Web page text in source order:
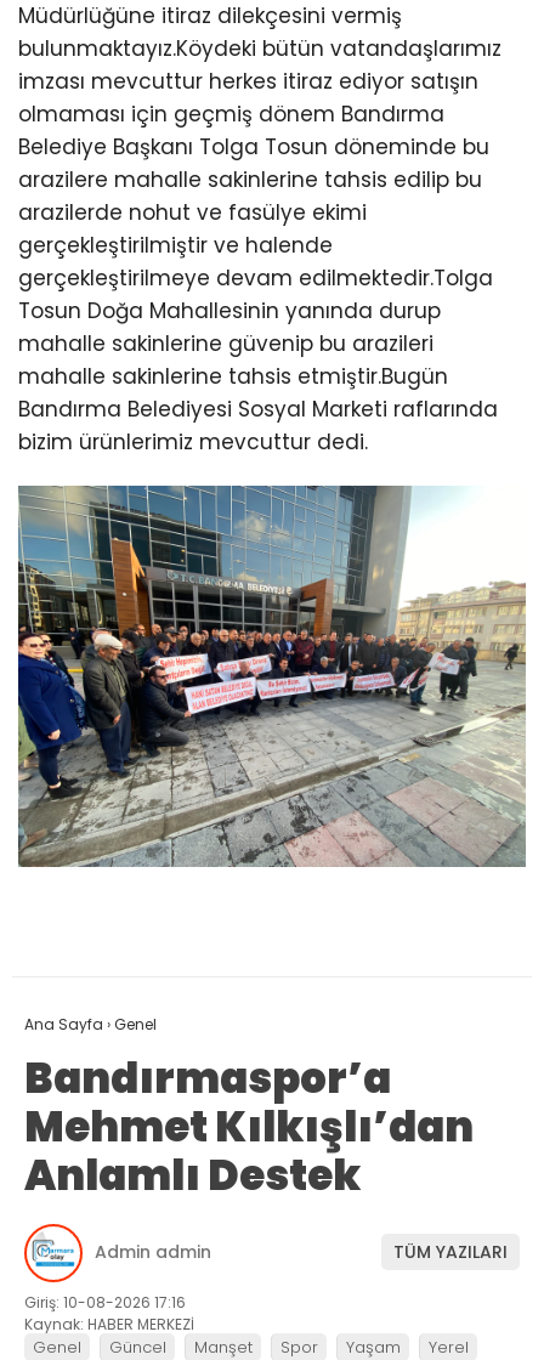
Müdürlüğüne itiraz dilekçesini vermiş
bulunmaktayız.Köydeki bütün vatandaşlarımız
imzası mevcuttur herkes itiraz ediyor satışın
olmaması için geçmiş dönem Bandırma
Belediye Başkanı Tolga Tosun döneminde bu
arazilere mahalle sakinlerine tahsis edilip bu
arazilerde nohut ve fasülye ekimi
gerçekleştirilmiştir ve halende
gerçekleştirilmeye devam edilmektedir.Tolga
Tosun Doğa Mahallesinin yanında durup
mahalle sakinlerine güvenip bu arazileri
mahalle sakinlerine tahsis etmiştir.Bugün
Bandırma Belediyesi Sosyal Marketi raflarında
bizim ürünlerimiz mevcuttur dedi.
Ana Sayfa ›Genel
Bandırmaspor’a
Mehmet Kılkışlı’dan
Anlamlı Destek
Admin admin TÜM YAZILARI
Giriş: 10-08-2026 17:16
Kaynak: HABER MERKEZİ
Genel Güncel Manşet Spor Yaşam Yerel